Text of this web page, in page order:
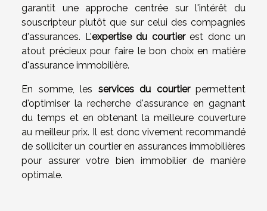
garantit une approche centrée sur l'intérêt du
souscripteur plutôt que sur celui des compagnies
d'assurances. L'expertise du courtierest donc un
atout précieux pour faire le bon choix en matière
d'assurance immobilière.
En somme, les services du courtierpermettent
d'optimiser la recherche d'assurance en gagnant
du temps et en obtenant la meilleure couverture
au meilleur prix. Il est donc vivement recommandé
de solliciter un courtier en assurances immobilières
pour assurer votre bien immobilier de manière
optimale.